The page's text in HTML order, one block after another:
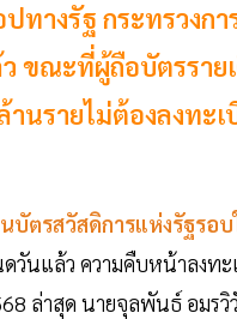
ทางรัฐ กระทรวงก
ขณะที่ผู้ถือบัตรราย
านรายไม่ต้องลงทะเ
บัตรสวัสดิการแห่งรัฐรอ
วันแล้ว ความคืบหน้าลงทะ
ล่าสุด นายจุลพันธ์ อมร